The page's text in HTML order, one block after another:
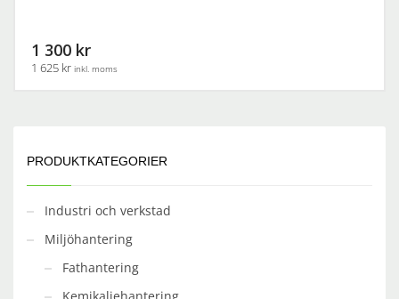
1 300 kr
1 625 kr inkl. moms
PRODUKTKATEGORIER
Industri och verkstad
Miljöhantering
Fathantering
Kemikaliehantering